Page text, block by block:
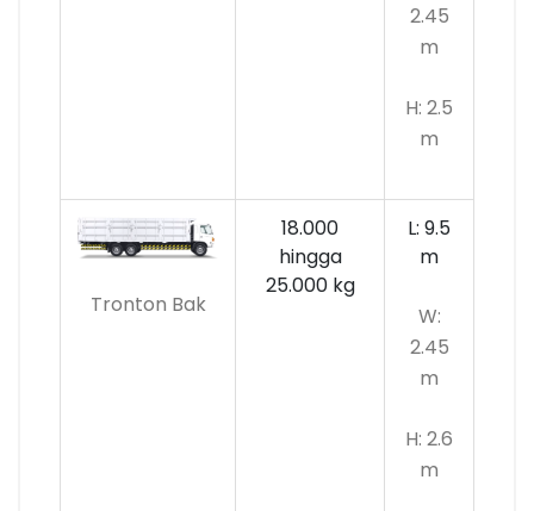
2.45
m
H: 2.5
m
Tronton Bak
18.000
hingga
25.000 kg
L: 9.5
m
W:
2.45
m
H: 2.6
m